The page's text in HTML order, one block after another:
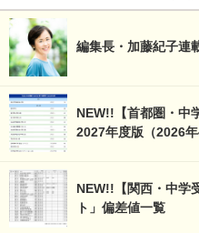
編集長・加藤紀子連
NEW!!【首都圏・中
2027年度版（2026年
NEW!!【関西・中学
ト」偏差値一覧